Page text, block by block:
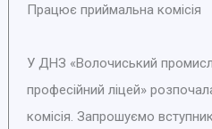
Працює приймальна комісія
У ДНЗ «Волочиський
професійний ліцей»
комісія. Запрошуємо